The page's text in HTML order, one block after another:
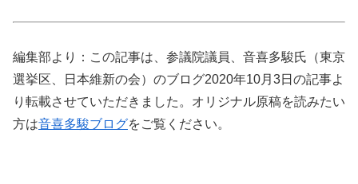
編集部より：この記事は、参議院議員、音喜多駿氏（東京
選挙区、日本維新の会）のブログ2020年10月3日の記事よ
り転載させていただきました。オリジナル原稿を読みたい
方は音喜多駿ブログをご覧ください。